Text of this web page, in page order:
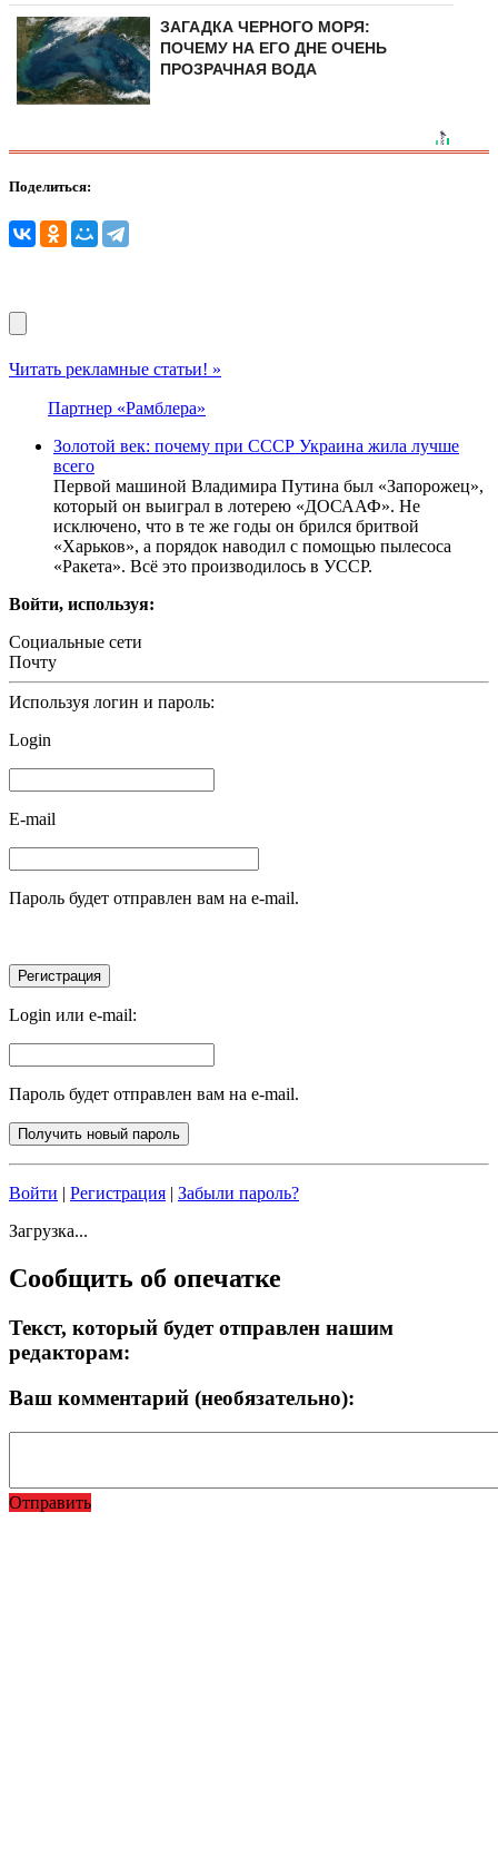
ЗАГАДКА ЧЕРНОГО МОРЯ:
ПОЧЕМУ НА ЕГО ДНЕ ОЧЕНЬ
ПРОЗРАЧНАЯ ВОДА
Поделиться:
Читать рекламные статьи! »
Партнер «Рамблера»
Золотой век: почему при СССР Украина жила лучше
всего
Первой машиной Владимира Путина был «Запорожец»,
который он выиграл в лотерею «ДОСААФ». Не
исключено, что в те же годы он брился бритвой
«Харьков», а порядок наводил с помощью пылесоса
«Ракета». Всё это производилось в УССР.
Войти, используя:
Социальные сети
Почту
Используя логин и пароль:
Login
E-mail
Пароль будет отправлен вам на e-mail.
Login или e-mail:
Пароль будет отправлен вам на e-mail.
Войти | Регистрация | Забыли пароль?
Загрузка...
Сообщить об опечатке
Текст, который будет отправлен нашим
редакторам:
Ваш комментарий (необязательно):
Отправить